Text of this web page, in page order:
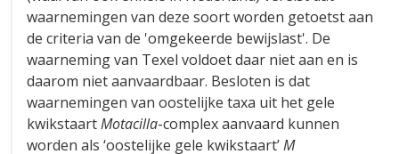
waarnemingen van deze soort worden getoetst aan
de criteria van de 'omgekeerde bewijslast'. De
waarneming van Texel voldoet daar niet aan en is
daarom niet aanvaardbaar. Besloten is dat
waarnemingen van oostelijke taxa uit het gele
kwikstaartMotacilla-complex aanvaard kunnen
worden als ‘oostelijke gele kwikstaart’M